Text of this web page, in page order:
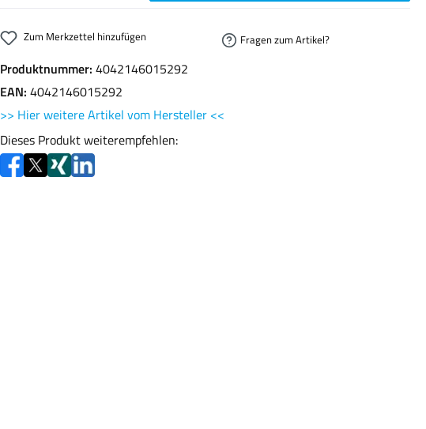
Zum Merkzettel hinzufügen Fragen zum Artikel?
Produktnummer: 4042146015292
EAN: 4042146015292
>> Hier weitere Artikel vom Hersteller <<
Dieses Produkt weiterempfehlen: